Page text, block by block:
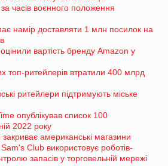
за часів воєнного положення
намір доставляти 1 млн посилок на
вартість бренду Amazon у
топ-ритейлерів втратили 400 млрд
ритейлери підтримують міське
опублікував список 100
2022 року
американські магазини
Club використовує роботів-
запасів у торговельній мережі